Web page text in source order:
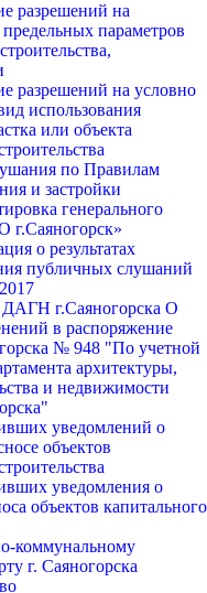
разрешений на
параметров
разрешений на условно
использования
или объекта
по Правилам
и застройки
генерального
г.Саяногорск»
о результатах
публичных слушаний
ДАГН г.Саяногорска О
в распоряжение
№ 948 "По учетной
архитектуры,
и недвижимости
уведомлений о
объектов
уведомления о
объектов капитального
коммунальному
г. Саяногорска